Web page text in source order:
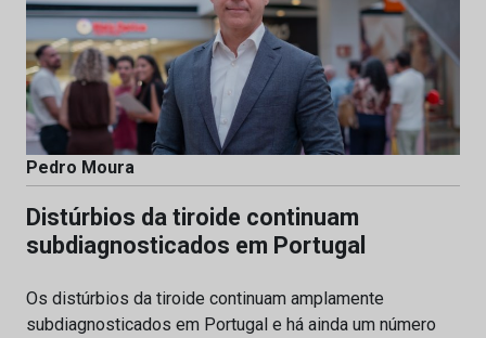
Pedro Moura
Distúrbios da tiroide continuam
subdiagnosticados em Portugal
Os distúrbios da tiroide continuam amplamente
subdiagnosticados em Portugal e há ainda um número